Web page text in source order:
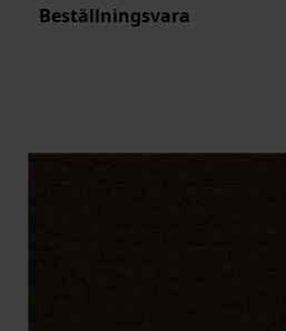
Beställningsvara